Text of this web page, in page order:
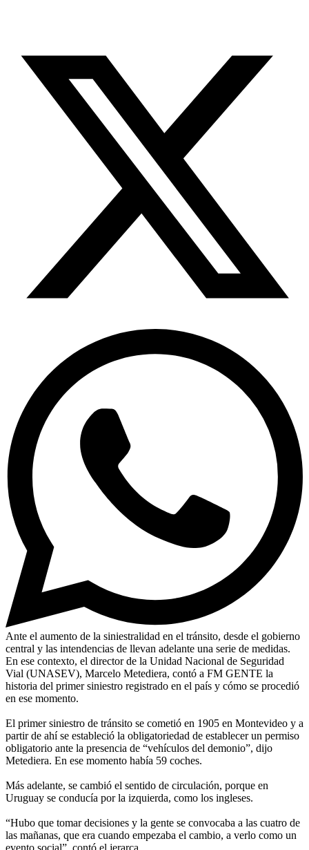
Ante el aumento de la siniestralidad en el tránsito, desde el gobierno
central y las intendencias de llevan adelante una serie de medidas.
En ese contexto, el director de la Unidad Nacional de Seguridad
Vial (UNASEV), Marcelo Metediera, contó a FM GENTE la
historia del primer siniestro registrado en el país y cómo se procedió
en ese momento.
El primer siniestro de tránsito se cometió en 1905 en Montevideo y a
partir de ahí se estableció la obligatoriedad de establecer un permiso
obligatorio ante la presencia de “vehículos del demonio”, dijo
Metediera. En ese momento había 59 coches.
Más adelante, se cambió el sentido de circulación, porque en
Uruguay se conducía por la izquierda, como los ingleses.
“Hubo que tomar decisiones y la gente se convocaba a las cuatro de
las mañanas, que era cuando empezaba el cambio, a verlo como un
evento social”, contó el jerarca.